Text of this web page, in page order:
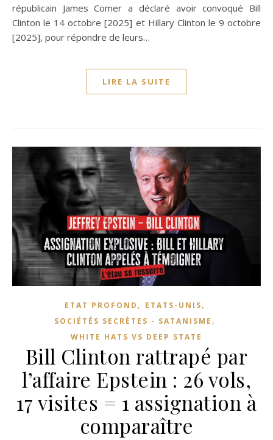
républicain James Comer a déclaré avoir convoqué Bill
Clinton le 14 octobre [2025] et Hillary Clinton le 9 octobre
[2025], pour répondre de leurs…
LIRE LA SUITE
ETAT PROFOND , ETATS-UNIS,
SOCIÉTÉS SECRÈTES - SATANISME ,
WHITE HATS VS DEEP STATE
Bill Clinton rattrapé par
l’affaire Epstein : 26 vols,
17 visites = 1 assignation à
comparaître